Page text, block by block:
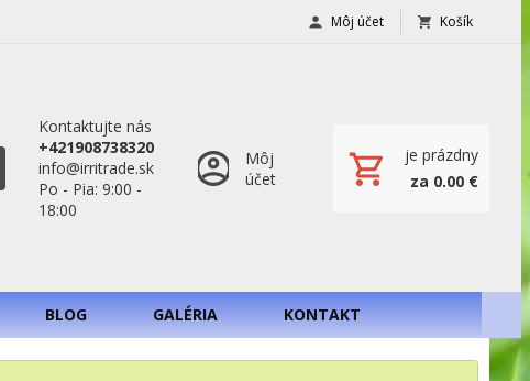
Môj účet Košík
Kontaktujte nás
+421908738320
info@irritrade.sk
Po - Pia: 9:00 -
18:00
Môj
účet
je prázdny
za 0.00 €
BLOG GALÉRIA KONTAKT